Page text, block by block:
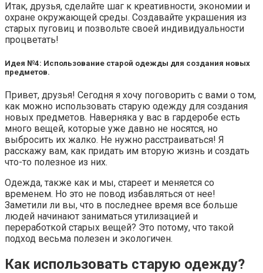
Итак, друзья, сделайте шаг к креативности, экономии и
охране окружающей среды. Создавайте украшения из
старых пуговиц и позвольте своей индивидуальности
процветать!
Идея №4: Использование старой одежды для создания новых
предметов.
Привет, друзья! Сегодня я хочу поговорить с вами о том,
как можно использовать старую одежду для создания
новых предметов. Наверняка у вас в гардеробе есть
много вещей, которые уже давно не носятся, но
выбросить их жалко. Не нужно расстраиваться! Я
расскажу вам, как придать им вторую жизнь и создать
что-то полезное из них.
Одежда, также как и мы, стареет и меняется со
временем. Но это не повод избавляться от нее!
Заметили ли вы, что в последнее время все больше
людей начинают заниматься утилизацией и
переработкой старых вещей? Это потому, что такой
подход весьма полезен и экологичен.
Как использовать старую одежду?